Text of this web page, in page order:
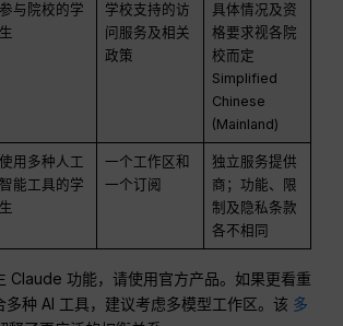
参与院校的学
生
学校支持的访
问服务及相关
政策
具体情况及资
格要求视各院
校而定
Simplified
Chinese
(Mainland)
使用多种人工
智能工具的学
生
一个工作区和
一个订阅
独立服务提供
商；功能、限
制及隐私条款
各不相同
Claude 功能，请使用官方产品。如果更看重
多种 AI 工具，建议考虑多模型工作区。该 多